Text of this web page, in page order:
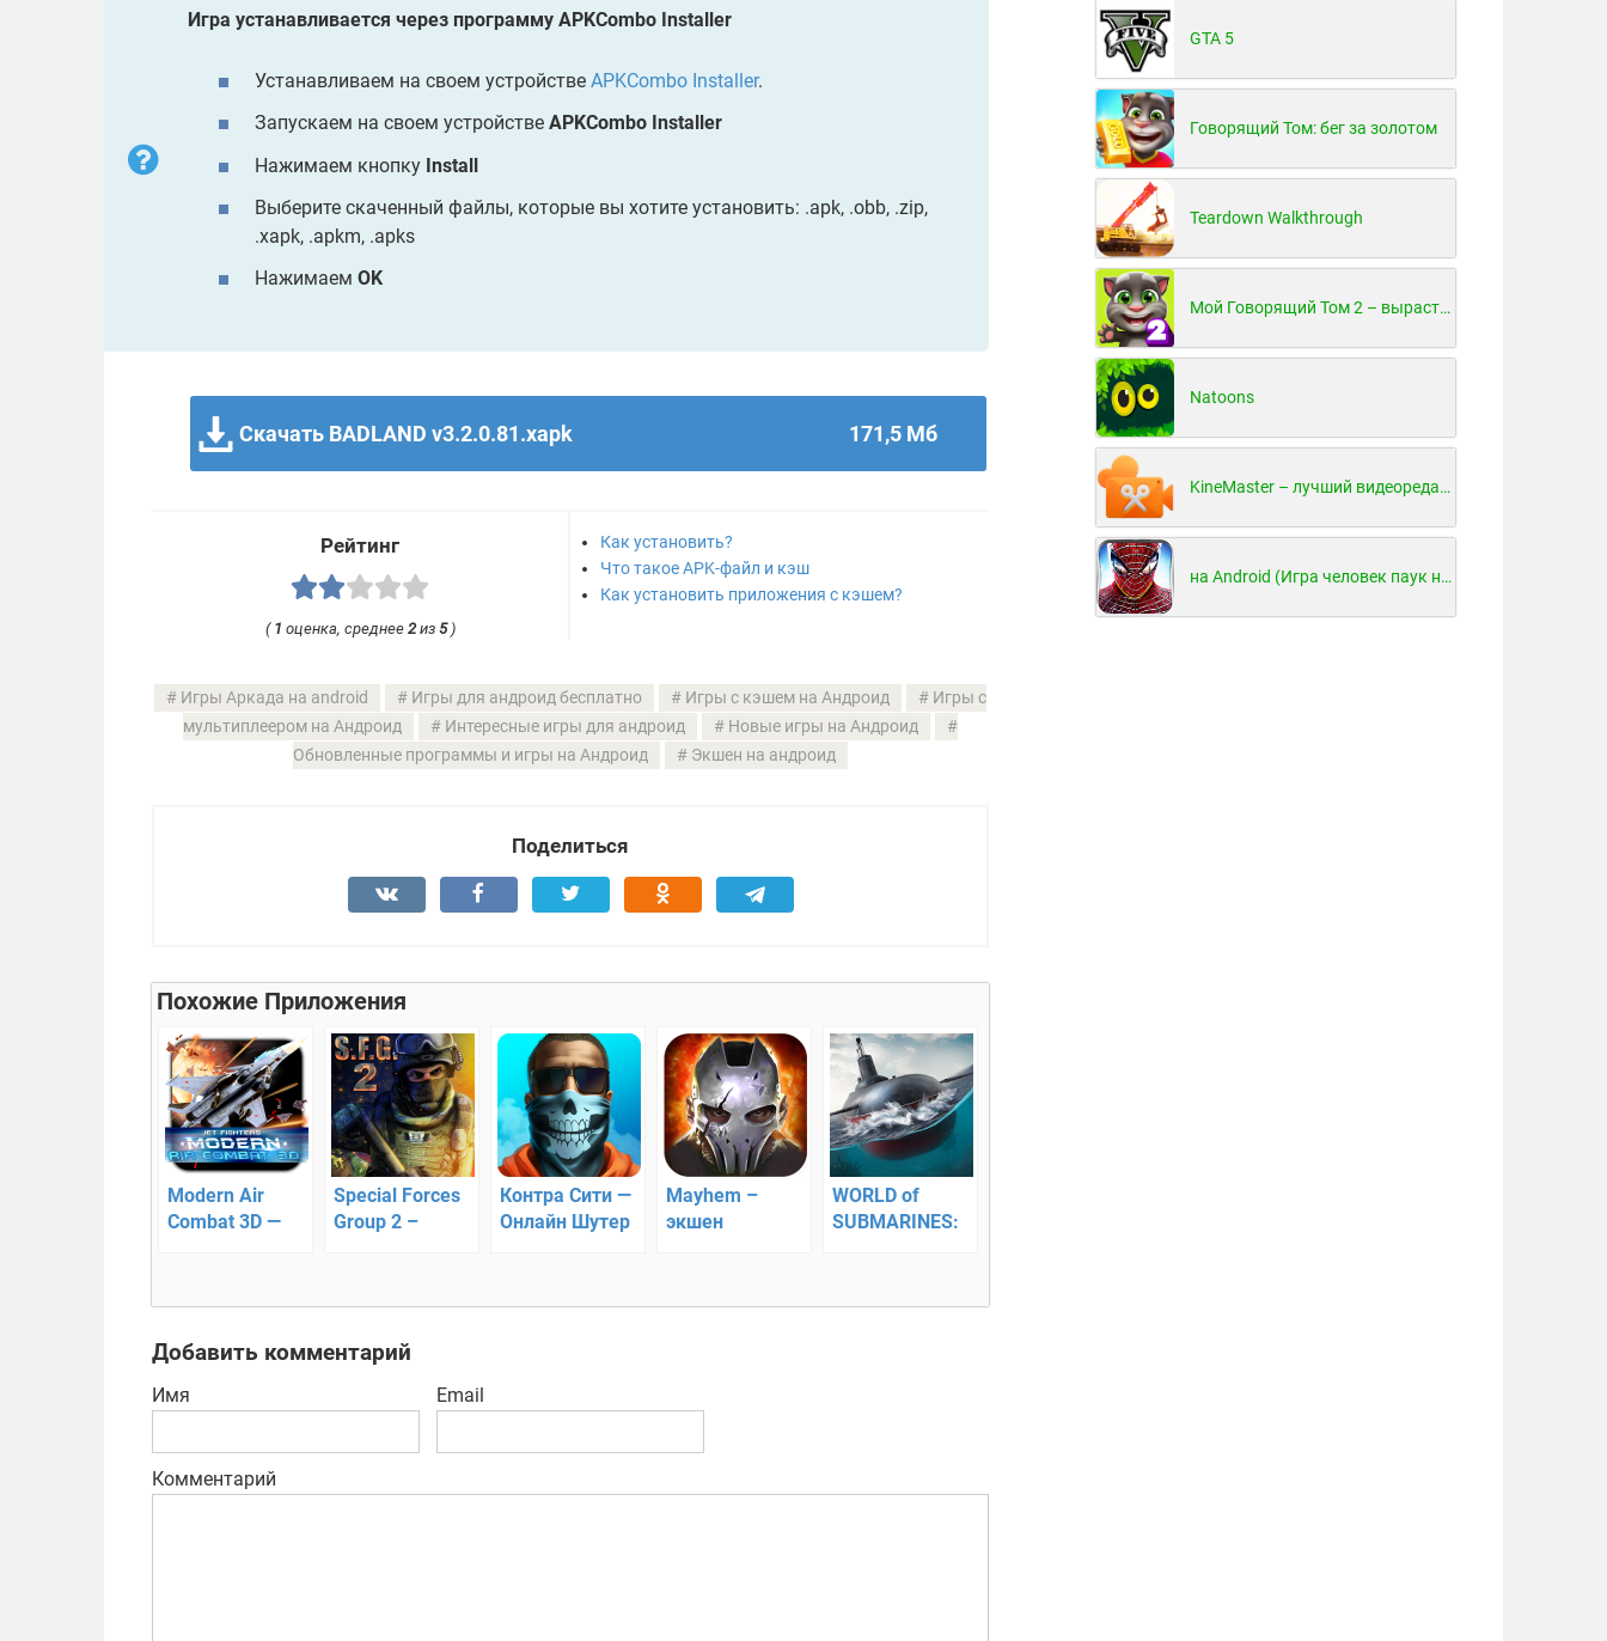
Игра устанавливается через программу APKCombo Installer
Устанавливаем на своем устройстве APKCombo Installer.
Запускаем на своем устройстве APKCombo Installer
Нажимаем кнопку Install
Выберите скаченный файлы, которые вы хотите установить: .apk, .obb, .zip,
.xapk, .apkm, .apks
Нажимаем OK
Скачать BADLAND v3.2.0.81.xapk 171,5 Мб
Рейтинг
( 1 оценка, среднее 2из 5)
Как установить?
Что такое APK-файл и кэш
Как установить приложения с кэшем?
Игры Аркада на android Игры для андроид бесплатно Игры с кэшем на Андроид
Игры с
мультиплеером на Андроид
Интересные игры для андроид
Новые игры на Андроид
Обновленные программы и игры на Андроид
Экшен на андроид
Поделиться
Похожие Приложения
Modern Air
Combat 3D —
авиация
Special Forces
Group 2 –
Контра Сити —
Онлайн Шутер
Mayhem –
экшен
WORLD of
SUBMARINES:
Добавить комментарий
Имя Email
Комментарий
GTA 5
Говорящий Том: бег за золотом
Teardown Walkthrough
Мой Говорящий Том 2 – вырасти и воспитай своего котенка
Natoons
KineMaster – лучший видеоредактор для Android
на Android (Игра человек паук на Android)